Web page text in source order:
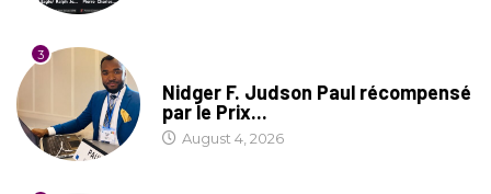
3
Nidger F. Judson Paul récompensé
par le Prix...
August 4, 2026